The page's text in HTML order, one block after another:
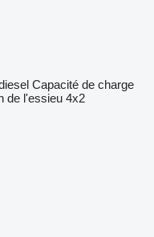
Capacité de charge
de l'essieu 4x2